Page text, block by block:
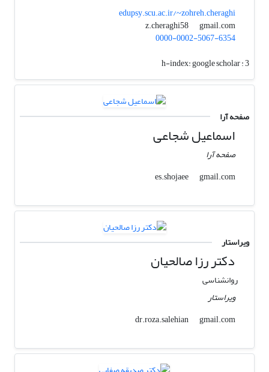
edupsy.scu.ac.ir/~zohreh.cheraghi
z.cheraghi58
gmail.com
0000-0002-5067-6354
h-index:google scholar : 3
صفحه آرا
اسماعیل شجاعی
صفحه آرا
es.shojaee
gmail.com
ویراستار
دکتر رزا صالحیان
روانشناسی
ویراستار
dr.roza.salehian
gmail.com